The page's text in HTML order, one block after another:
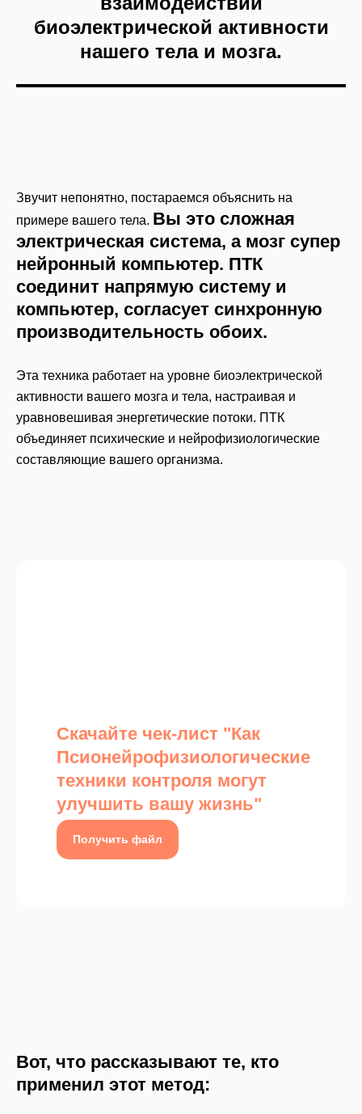
биоэлектрической активности
нашего тела и мозга.
Звучит непонятно, постараемся объяснить на
примере вашего тела. Вы это сложная
электрическая система, а мозг супер
нейронный компьютер. ПТК
соединит напрямую систему и
компьютер, согласует синхронную
производительность обоих.
Эта техника работает на уровне биоэлектрической
активности вашего мозга и тела, настраивая и
уравновешивая энергетические потоки. ПТК
объединяет психические и нейрофизиологические
составляющие вашего организма.
Скачайте чек-лист "Как
Псионейрофизиологические
техники контроля могут
улучшить вашу жизнь"
Получить файл
Вот, что рассказывают те, кто
применил этот метод: